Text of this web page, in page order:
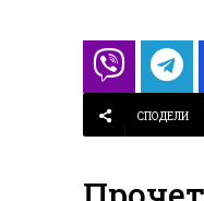
СПОДЕЛИ